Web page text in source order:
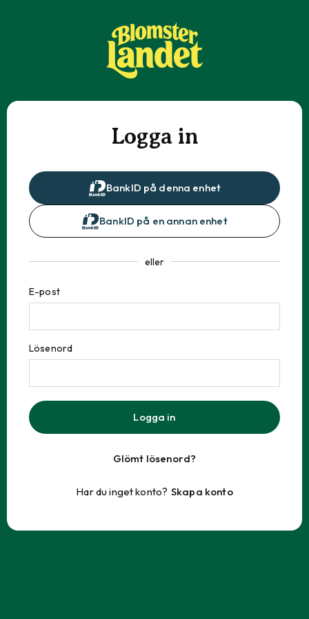
Logga in
BankID på denna enhet
BankID på en annan enhet
eller
E-post
Lösenord
Logga in
Glömt lösenord?
Har du inget konto? Skapa konto